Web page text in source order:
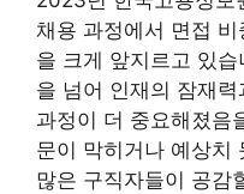
채용 과정에서 면접
을 크게 앞지르고 있
을 넘어 인재의 잠재
과정이 더 중요해졌음
문이 막히거나 예상치
많은 구직자들이 공감